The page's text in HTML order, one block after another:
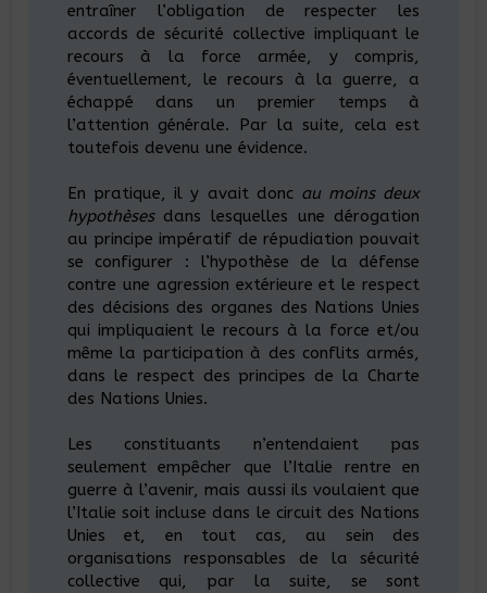
entraîner l’obligation de respecter les
accords de sécurité collective impliquant le
recours à la force armée, y compris,
éventuellement, le recours à la guerre, a
échappé dans un premier temps à
l’attention générale. Par la suite, cela est
toutefois devenu une évidence.
En pratique, il y avait donc au moins deux
hypothèsesdans lesquelles une dérogation
au principe impératif de répudiation pouvait
se configurer : l’hypothèse de la défense
contre une agression extérieure et le respect
des décisions des organes des Nations Unies
qui impliquaient le recours à la force et/ou
même la participation à des conflits armés,
dans le respect des principes de la Charte
des Nations Unies.
Les constituants n’entendaient pas
seulement empêcher que l’Italie rentre en
guerre à l’avenir, mais aussi ils voulaient que
l’Italie soit incluse dans le circuit des Nations
Unies et, en tout cas, au sein des
organisations responsables de la sécurité
collective qui, par la suite, se sont